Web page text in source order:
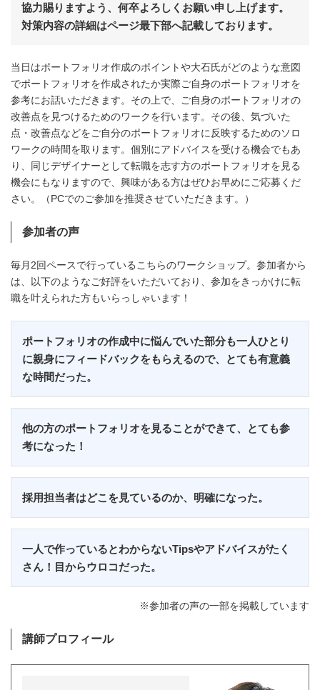
協力賜りますよう、何卒よろしくお願い申し上げます。
対策内容の詳細はページ最下部へ記載しております。
当日はポートフォリオ作成のポイントや大石氏がどのような意図
でポートフォリオを作成されたか実際ご自身のポートフォリオを
参考にお話いただきます。その上で、ご自身のポートフォリオの
改善点を見つけるためのワークを行います。その後、気づいた
点・改善点などをご自分のポートフォリオに反映するためのソロ
ワークの時間を取ります。個別にアドバイスを受ける機会でもあ
り、同じデザイナーとして転職を志す方のポートフォリオを見る
機会にもなりますので、興味がある方はぜひお早めにご応募くだ
さい。（PCでのご参加を推奨させていただきます。）
参加者の声
毎月2回ペースで行っているこちらのワークショップ。参加者から
は、以下のようなご好評をいただいており、参加をきっかけに転
職を叶えられた方もいらっしゃいます！
ポートフォリオの作成中に悩んでいた部分も一人ひとり
に親身にフィードバックをもらえるので、とても有意義
な時間だった。
他の方のポートフォリオを見ることができて、とても参
考になった！
採用担当者はどこを見ているのか、明確になった。
一人で作っているとわからないTipsやアドバイスがたく
さん！目からウロコだった。
※参加者の声の一部を掲載しています
講師プロフィール